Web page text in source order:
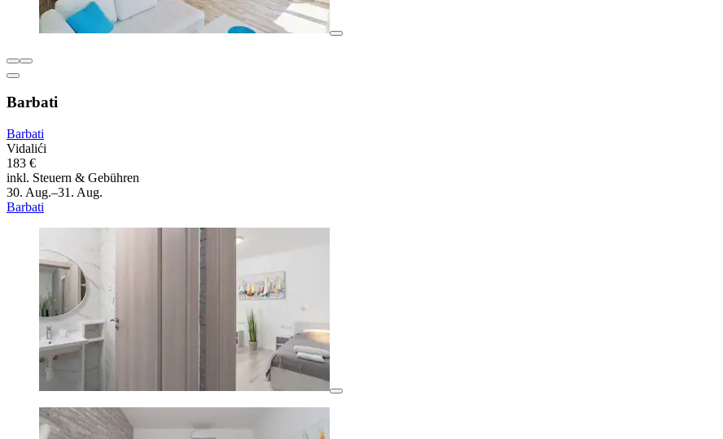
Barbati
Barbati
Vidalići
183 €
inkl. Steuern & Gebühren
30. Aug.–31. Aug.
Barbati